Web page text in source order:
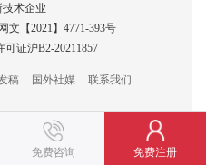
技术企业
文【2021】4771-393号
证沪B2-20211857
稿 国外社媒 联系我们
免费咨询 免费注册